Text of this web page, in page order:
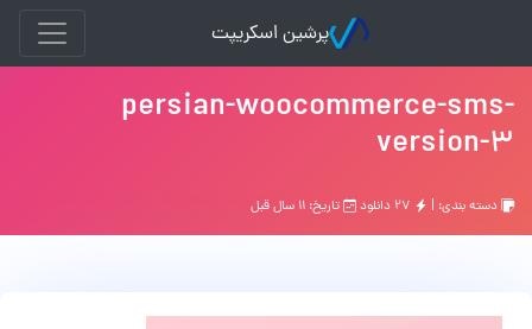
پرشین اسکریپت
persian-woocommerce-sms-
version-3
دسته بندی: | تاریخ: ۱۱ سال قبل